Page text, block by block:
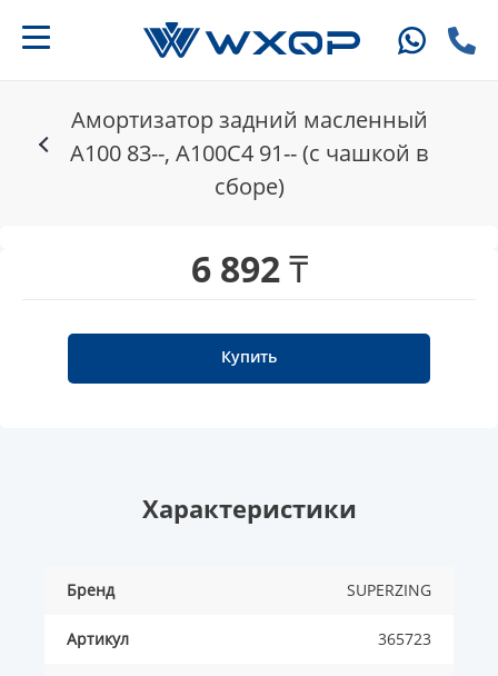
Амортизатор задний масленный
A100 83--, A100C4 91-- (с чашкой в
сборе)
6 892 ₸
Купить
Характеристики
Бренд SUPERZING
Артикул 365723